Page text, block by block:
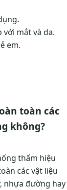
mắt và da.
em.
toàn các
không?
thấm hiệu
các vật liệu
nhựa đường hay